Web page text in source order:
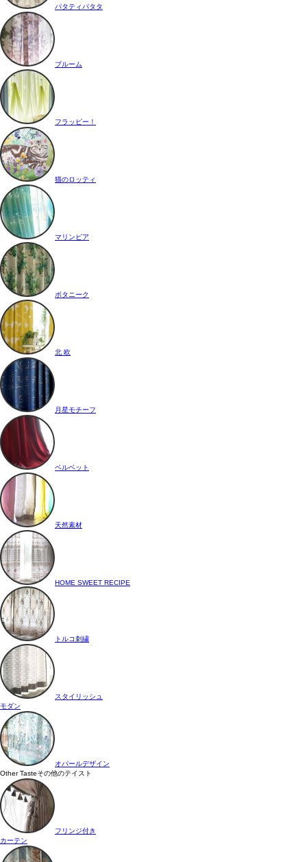
パタティパタタ
ブルーム
フラッピー！
猫のロッティ
マリンピア
ボタニーク
北 欧
月星モチーフ
ベルベット
天然素材
HOME SWEET RECIPE
トルコ刺繍
スタイリッシュ
モダン
オパールデザイン
Other Tasteその他のテイスト
フリンジ付き
カーテン